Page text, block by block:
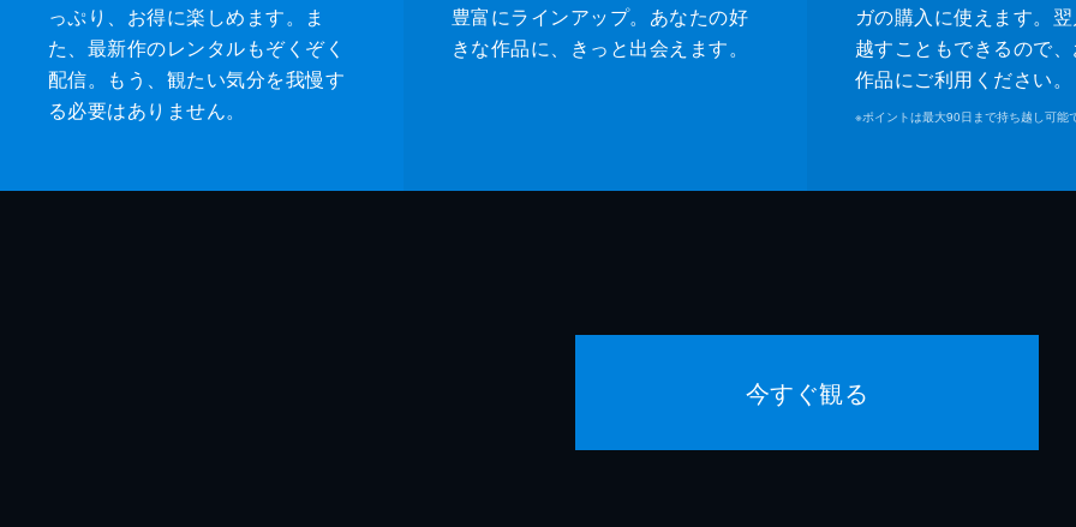
っぷり、お得に楽しめます。ま
た、最新作のレンタルもぞくぞく
配信。もう、観たい気分を我慢す
る必要はありません。
豊富にラインアップ。あなたの好
きな作品に、きっと出会えます。
ガの購入に使えます。
越すこともできるので
作品にご利用ください。
※ポイントは最大90日まで持ち越し可能
今すぐ観る